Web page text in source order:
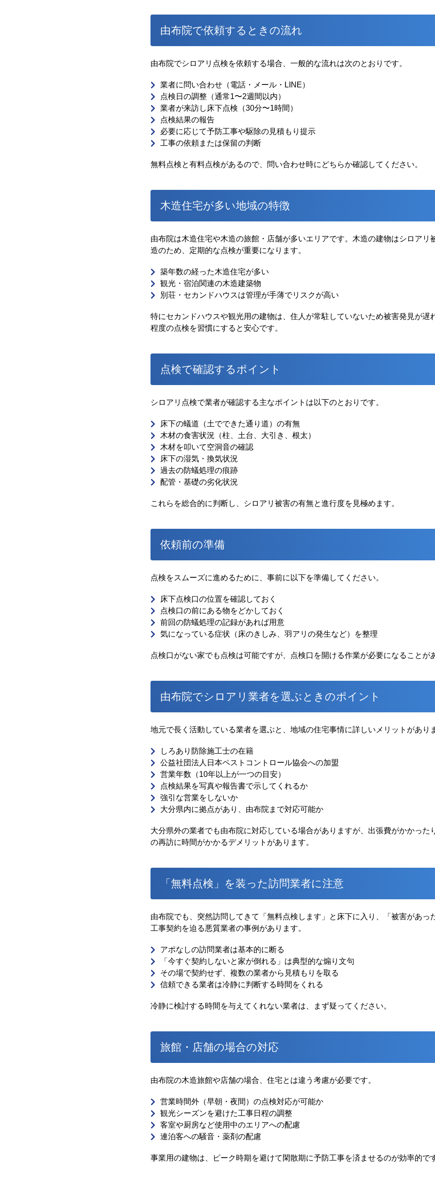
由布院で依頼するときの流れ
由布院でシロアリ点検を依頼する場合、一般的な流れは次のとおりです。
業者に問い合わせ（電話・メール・LINE）
点検日の調整（通常1〜2週間以内）
業者が来訪し床下点検（30分〜1時間）
点検結果の報告
必要に応じて予防工事や駆除の見積もり提示
工事の依頼または保留の判断
無料点検と有料点検があるので、問い合わせ時にどちらか確認してください。
木造住宅が多い地域の特徴
由布院は木造住宅や木造の旅館・店舗が多いエリアです。木造の建物はシロアリ
造のため、定期的な点検が重要になります。
築年数の経った木造住宅が多い
観光・宿泊関連の木造建築物
別荘・セカンドハウスは管理が手薄でリスクが高い
特にセカンドハウスや観光用の建物は、住人が常駐していないため被害発見が遅
程度の点検を習慣にすると安心です。
点検で確認するポイント
シロアリ点検で業者が確認する主なポイントは以下のとおりです。
床下の蟻道（土でできた通り道）の有無
木材の食害状況（柱、土台、大引き、根太）
木材を叩いて空洞音の確認
床下の湿気・換気状況
過去の防蟻処理の痕跡
配管・基礎の劣化状況
これらを総合的に判断し、シロアリ被害の有無と進行度を見極めます。
依頼前の準備
点検をスムーズに進めるために、事前に以下を準備してください。
床下点検口の位置を確認しておく
点検口の前にある物をどかしておく
前回の防蟻処理の記録があれば用意
気になっている症状（床のきしみ、羽アリの発生など）を整理
点検口がない家でも点検は可能ですが、点検口を開ける作業が必要になることが
由布院でシロアリ業者を選ぶときのポイント
地元で長く活動している業者を選ぶと、地域の住宅事情に詳しいメリットがあり
しろあり防除施工士の在籍
公益社団法人日本ペストコントロール協会への加盟
営業年数（10年以上が一つの目安）
点検結果を写真や報告書で示してくれるか
強引な営業をしないか
大分県内に拠点があり、由布院まで対応可能か
大分県外の業者でも由布院に対応している場合がありますが、出張費がかかった
の再訪に時間がかかるデメリットがあります。
「無料点検」を装った訪問業者に注意
由布院でも、突然訪問してきて「無料点検します」と床下に入り、「被害があっ
工事契約を迫る悪質業者の事例があります。
アポなしの訪問業者は基本的に断る
「今すぐ契約しないと家が倒れる」は典型的な煽り文句
その場で契約せず、複数の業者から見積もりを取る
信頼できる業者は冷静に判断する時間をくれる
冷静に検討する時間を与えてくれない業者は、まず疑ってください。
旅館・店舗の場合の対応
由布院の木造旅館や店舗の場合、住宅とは違う考慮が必要です。
営業時間外（早朝・夜間）の点検対応が可能か
観光シーズンを避けた工事日程の調整
客室や厨房など使用中のエリアへの配慮
連泊客への騒音・薬剤の配慮
事業用の建物は、ピーク時期を避けて閑散期に予防工事を済ませるのが効率的で